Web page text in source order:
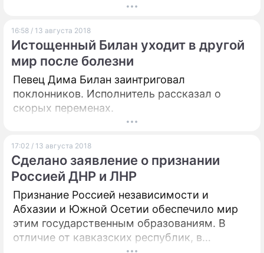
искреннем желании помочь нередко
выйти из которых непросто.
16:58 / 13 августа 2018
Истощенный Билан уходит в другой
мир после болезни
Певец Дима Билан заинтриговал
поклонников. Исполнитель рассказал о
скорых переменах.
17:02 / 13 августа 2018
Сделано заявление о признании
Россией ДНР и ЛНР
Признание Россией независимости и
Абхазии и Южной Осетии обеспечило мир
этим государственным образованиям. В
отличие от кавказских республик, в